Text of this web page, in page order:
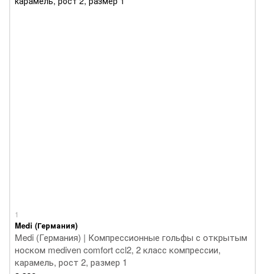
1
Medi (Германия)
Medi (Германия) | Компрессионные гольфы с открытым
носком mediven comfort ccl2, 2 класс компрессии,
карамель, рост 2, размер 1